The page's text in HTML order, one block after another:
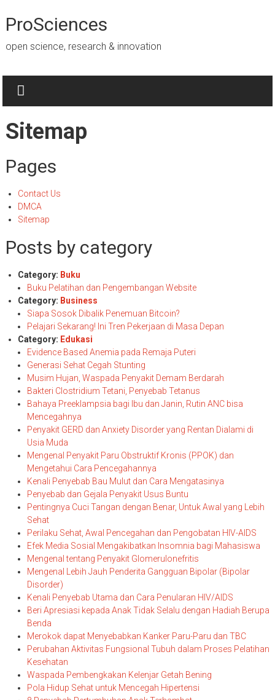
ke
konten
ProSciences
open science, research & innovation
Sitemap
Pages
Contact Us
DMCA
Sitemap
Posts by category
Category: Buku
Buku Pelatihan dan Pengembangan Website
Category: Business
Siapa Sosok Dibalik Penemuan Bitcoin?
Pelajari Sekarang! Ini Tren Pekerjaan di Masa Depan
Category: Edukasi
Evidence Based Anemia pada Remaja Puteri
Generasi Sehat Cegah Stunting
Musim Hujan, Waspada Penyakit Demam Berdarah
Bakteri Clostridium Tetani, Penyebab Tetanus
Bahaya Preeklampsia bagi Ibu dan Janin, Rutin ANC bisa
Mencegahnya
Penyakit GERD dan Anxiety Disorder yang Rentan Dialami di
Usia Muda
Mengenal Penyakit Paru Obstruktif Kronis (PPOK) dan
Mengetahui Cara Pencegahannya
Kenali Penyebab Bau Mulut dan Cara Mengatasinya
Penyebab dan Gejala Penyakit Usus Buntu
Pentingnya Cuci Tangan dengan Benar, Untuk Awal yang Lebih
Sehat
Perilaku Sehat, Awal Pencegahan dan Pengobatan HIV-AIDS
Efek Media Sosial Mengakibatkan Insomnia bagi Mahasiswa
Mengenal tentang Penyakit Glomerulonefritis
Mengenal Lebih Jauh Penderita Gangguan Bipolar (Bipolar
Disorder)
Kenali Penyebab Utama dan Cara Penularan HIV/AIDS
Beri Apresiasi kepada Anak Tidak Selalu dengan Hadiah Berupa
Benda
Merokok dapat Menyebabkan Kanker Paru-Paru dan TBC
Perubahan Aktivitas Fungsional Tubuh dalam Proses Pelatihan
Kesehatan
Waspada Pembengkakan Kelenjar Getah Bening
Pola Hidup Sehat untuk Mencegah Hipertensi